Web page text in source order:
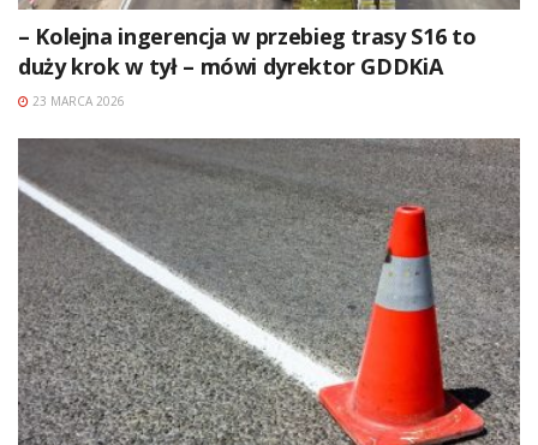
– Kolejna ingerencja w przebieg trasy S16 to
duży krok w tył – mówi dyrektor GDDKiA
23 MARCA 2026